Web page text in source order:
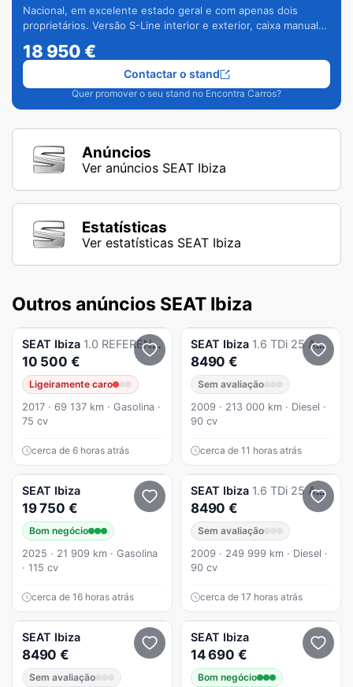
Nacional, em excelente estado geral e com apenas dois
proprietários. Versão S-Line interior e exterior, caixa manual
18 950€
Quer promover o seu stand no Encontra Carros?
Contactar o stand
Anúncios
Ver anúncios SEAT Ibiza
Estatísticas
Ver estatísticas SEAT Ibiza
Outros anúncios SEAT Ibiza
SEAT Ibiza 1.0 REFERENCE 5v
10 500 €
Ligeiramente caro
2017 · 69 137 km · Gasolina ·
75 cv
cerca de 6 horas atrás
SEAT Ibiza 1.6 TDi 25 Anos DPF
8490 €
Sem avaliação
2009 · 213 000 km · Diesel ·
90 cv
cerca de 11 horas atrás
SEAT Ibiza
19 750 €
Bom negócio
2025 · 21 909 km · Gasolina
· 115 cv
cerca de 16 horas atrás
SEAT Ibiza 1.6 TDi 25 Anos DPF
8490 €
Sem avaliação
2009 · 249 999 km · Diesel ·
90 cv
cerca de 17 horas atrás
SEAT Ibiza
8490 €
Sem avaliação
SEAT Ibiza
14 690 €
Bom negócio